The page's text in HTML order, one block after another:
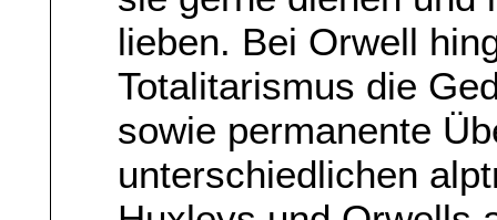
lieben. Bei Orwell
Totalitarismus die
sowie permanente
unterschiedlichen